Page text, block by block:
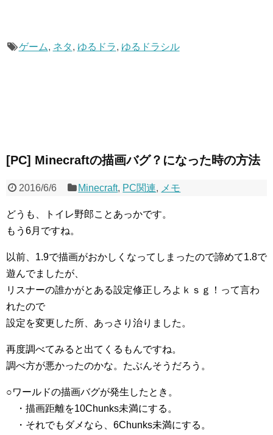
ゲーム, ネタ, ゆるドラ, ゆるドラシル
[PC] Minecraftの描画バグ？になった時の方法
2016/6/6 Minecraft, PC関連, メモ
どうも、トイレ野郎ことあっかです。
もう6月ですね。
以前、1.9で描画がおかしくなってしまったので諦めて1.8で
遊んでましたが、
リスナーの誰かがとある設定修正しろよｋｓｇ！って言わ
れたので
設定を変更した所、あっさり治りました。
再度調べてみると出てくるもんですね。
調べ方が悪かったのかな。たぶんそうだろう。
○ワールドの描画バグが発生したとき。
・描画距離を10Chunks未満にする。
・それでもダメなら、6Chunks未満にする。